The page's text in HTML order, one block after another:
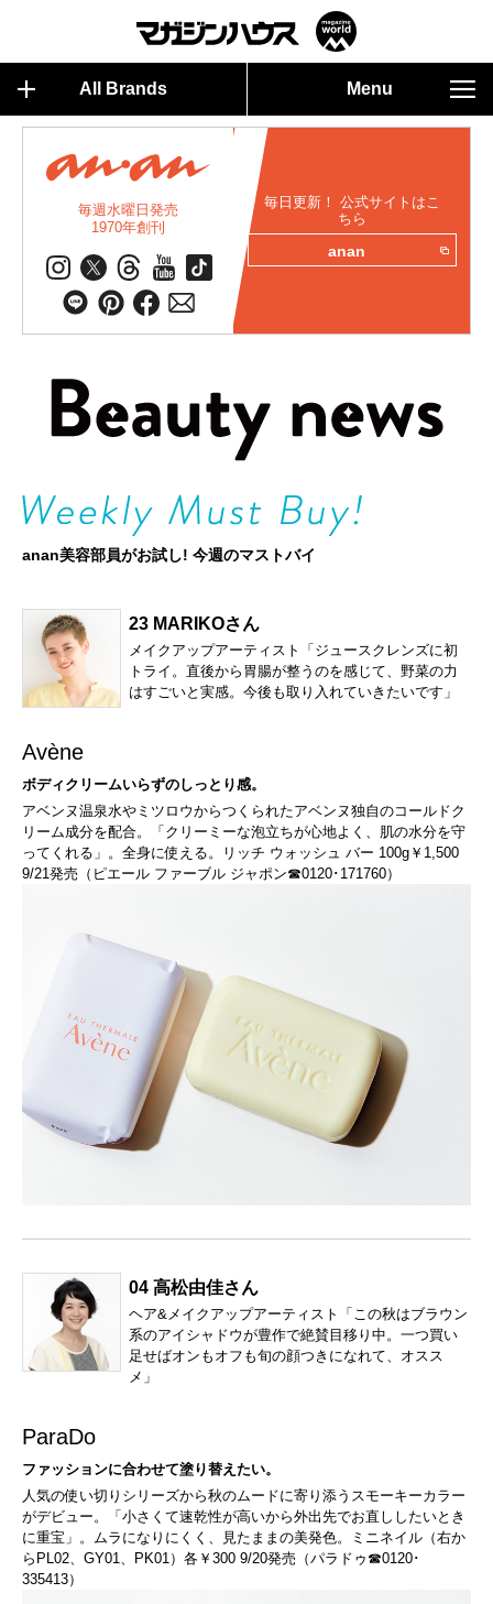
All Brands Menu
毎週水曜日発売
1970年創刊
毎日更新！ 公式サイトはこ
ちら
anan
anan美容部員がお試し! 今週のマストバイ
23 MARIKOさん
メイクアップアーティスト「ジュースクレンズに初
トライ。直後から胃腸が整うのを感じて、野菜の力
はすごいと実感。今後も取り入れていきたいです」
Avène
ボディクリームいらずのしっとり感。
アベンヌ温泉水やミツロウからつくられたアベンヌ独自のコールドク
リーム成分を配合。「クリーミーな泡立ちが心地よく、肌の水分を守
ってくれる」。全身に使える。リッチ ウォッシュ バー 100g￥1,500
9/21発売（ピエール ファーブル ジャポン☎0120･171760）
04 高松由佳さん
ヘア&メイクアップアーティスト「この秋はブラウン
系のアイシャドウが豊作で絶賛目移り中。一つ買い
足せばオンもオフも旬の顔つきになれて、オスス
メ」
ParaDo
ファッションに合わせて塗り替えたい。
人気の使い切りシリーズから秋のムードに寄り添うスモーキーカラー
がデビュー。「小さくて速乾性が高いから外出先でお直ししたいとき
に重宝」。ムラになりにくく、見たままの美発色。ミニネイル（右か
らPL02、GY01、PK01）各￥300 9/20発売（パラドゥ☎0120･
335413）